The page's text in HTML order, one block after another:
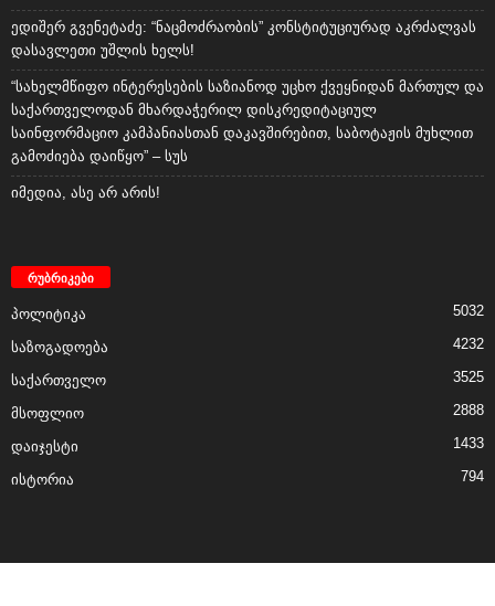
ედიშერ გვენეტაძე: “ნაცმოძრაობის” კონსტიტუციურად აკრძალვას
დასავლეთი უშლის ხელს!
“სახელმწიფო ინტერესების საზიანოდ უცხო ქვეყნიდან მართულ და
საქართველოდან მხარდაჭერილ დისკრედიტაციულ
საინფორმაციო კამპანიასთან დაკავშირებით, საბოტაჟის მუხლით
გამოძიება დაიწყო” – სუს
იმედია, ასე არ არის!
რუბრიკები
პოლიტიკა 5032
საზოგადოება 4232
საქართველო 3525
მსოფლიო 2888
დაიჯესტი 1433
ისტორია 794